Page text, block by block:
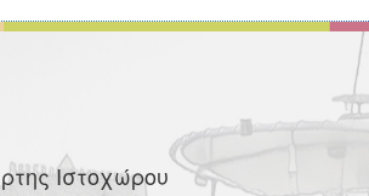
Ιστοχώρου